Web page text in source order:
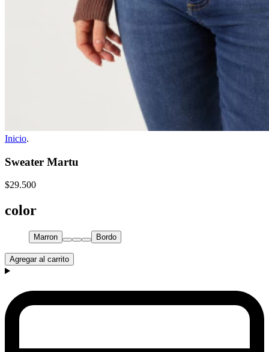
Inicio.
Sweater Martu
$29.500
color
Marron Bordo
Agregar al carrito